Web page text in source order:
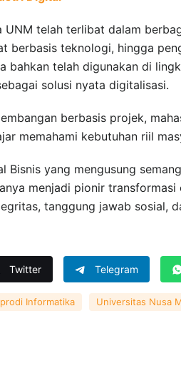
UNM telah terlibat dalam
berbasis teknologi, hingga
bahkan telah digunakan di
solusi nyata digitalisasi.
berbasis projek,
memahami kebutuhan riil
Bisnis yang mengusung
menjadi pionir
tanggung jawab sosial,
Twitter Telegram
prodi Informatika Universitas Nusa